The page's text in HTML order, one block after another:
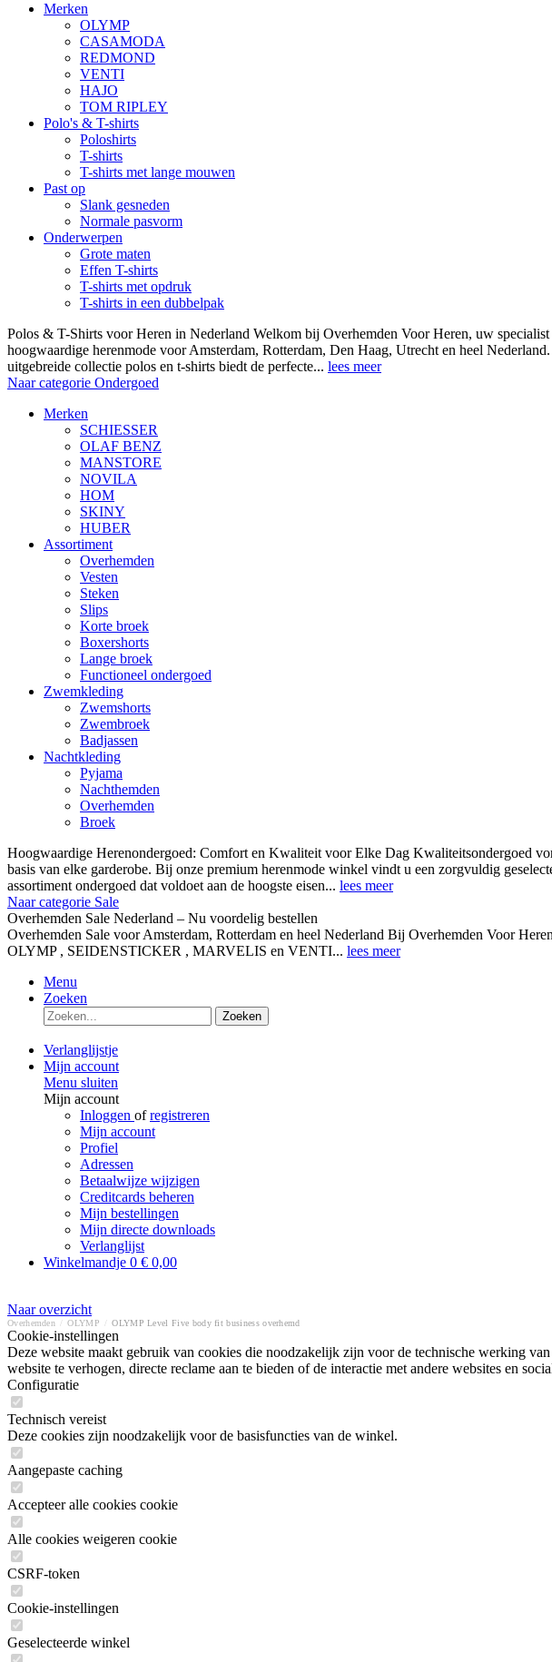
Merken
OLYMP
CASAMODA
REDMOND
VENTI
HAJO
TOM RIPLEY
Polo's & T-shirts
Poloshirts
T-shirts
T-shirts met lange mouwen
Past op
Slank gesneden
Normale pasvorm
Onderwerpen
Grote maten
Effen T-shirts
T-shirts met opdruk
T-shirts in een dubbelpak
Polos & T-Shirts voor Heren in Nederland Welkom bij Overhemden Voor Heren, uw specialist
hoogwaardige herenmode voor Amsterdam, Rotterdam, Den Haag, Utrecht en heel
uitgebreide collectie polos en t-shirts biedt de perfecte... lees meer
Naar categorie Ondergoed
Merken
SCHIESSER
OLAF BENZ
MANSTORE
NOVILA
HOM
SKINY
HUBER
Assortiment
Overhemden
Vesten
Steken
Slips
Korte broek
Boxershorts
Lange broek
Functioneel ondergoed
Zwemkleding
Zwemshorts
Zwembroek
Badjassen
Nachtkleding
Pyjama
Nachthemden
Overhemden
Broek
Hoogwaardige Herenondergoed: Comfort en Kwaliteit voor Elke Dag Kwaliteitsondergoed
basis van elke garderobe. Bij onze premium herenmode winkel vindt u een zorgvuldig
assortiment ondergoed dat voldoet aan de hoogste eisen... lees meer
Naar categorie Sale
Overhemden Sale Nederland – Nu voordelig bestellen
Overhemden Sale voor Amsterdam, Rotterdam en heel Nederland Bij Overhemden Voor
OLYMP , SEIDENSTICKER , MARVELIS en VENTI... lees meer
Menu
Zoeken
Zoeken
Verlanglijstje
Mijn account
Menu sluiten
Mijn account
Inloggen ofregistreren
Mijn account
Profiel
Adressen
Betaalwijze wijzigen
Creditcards beheren
Mijn bestellingen
Mijn directe downloads
Verlanglijst
Winkelmandje 0 € 0,00
Naar overzicht
Overhemden OLYMP OLYMP Level Five body fit business overhemd
Cookie-instellingen
Deze website maakt gebruik van cookies die noodzakelijk zijn voor de technische werking
website te verhogen, directe reclame aan te bieden of de interactie met andere websites en
Configuratie
Technisch vereist
Deze cookies zijn noodzakelijk voor de basisfuncties van de winkel.
Aangepaste caching
Accepteer alle cookies cookie
Alle cookies weigeren cookie
CSRF-token
Cookie-instellingen
Geselecteerde winkel